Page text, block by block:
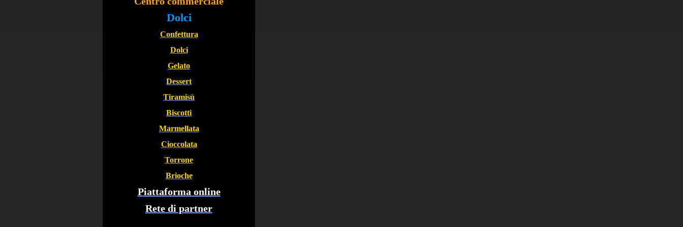
Dolci
Confettura
Dolci
Gelato
Dessert
Tiramisù
Biscotti
Marmellata
Cioccolata
Torrone
Brioche
Piattaforma online
Rete di partner